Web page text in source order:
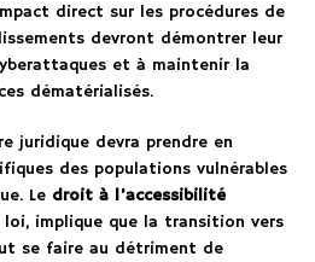
direct sur les procédures de
devront démontrer leur
et à maintenir la
dématérialisés.
juridique devra prendre en
des populations vulnérables
Le droit à l’accessibilité
loi, implique que la transition vers
se faire au détriment de